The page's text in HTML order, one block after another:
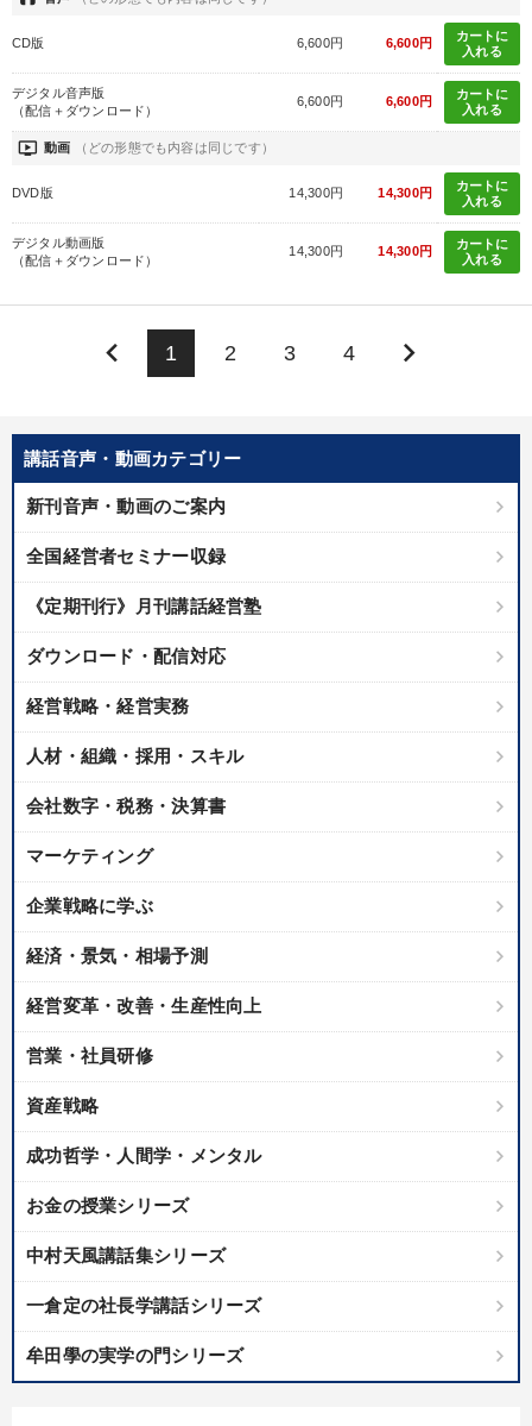
講話音声・動画カテゴリー
新刊音声・動画のご案内
全国経営者セミナー収録
《定期刊行》月刊講話経営塾
ダウンロード・配信対応
経営戦略・経営実務
人材・組織・採用・スキル
会社数字・税務・決算書
マーケティング
企業戦略に学ぶ
経済・景気・相場予測
経営変革・改善・生産性向上
営業・社員研修
資産戦略
成功哲学・人間学・メンタル
お金の授業シリーズ
中村天風講話集シリーズ
一倉定の社長学講話シリーズ
牟田學の実学の門シリーズ
CD版 6,600円 6,600円
カートに
入れる
デジタル音声版
（配信＋ダウンロード）
6,600円 6,600円
カートに
入れる
ondemand_video 動画 （どの形態でも内容は同じです）
DVD版 14,300円 14,300円
カートに
入れる
デジタル動画版
（配信＋ダウンロード）
14,300円 14,300円
カートに
入れる
keyboard_arrow_left 1 2 3 4 keyboard_arrow_right